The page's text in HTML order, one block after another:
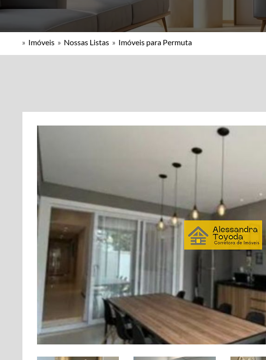
» Imóveis » Nossas Listas » Imóveis para Permuta